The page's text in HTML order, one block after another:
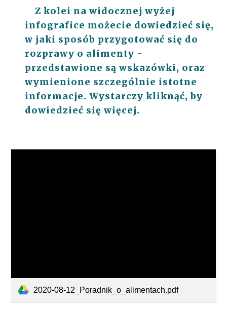
Z kolei na widocznej wyżej
infografice możecie dowiedzieć się,
w jaki sposób przygotować się do
rozprawy o alimenty -
przedstawione są wskazówki, oraz
wymienione szczególnie istotne
informacje. Wystarczy kliknąć, by
dowiedzieć się więcej.
2020-08-12_Poradnik_o_alimentach.pdf